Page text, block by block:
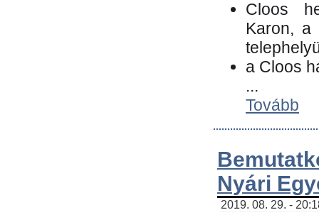
Cloos
Karon, a
a Cloos
...
Tovább
Nyári
2019. 08. 29. -